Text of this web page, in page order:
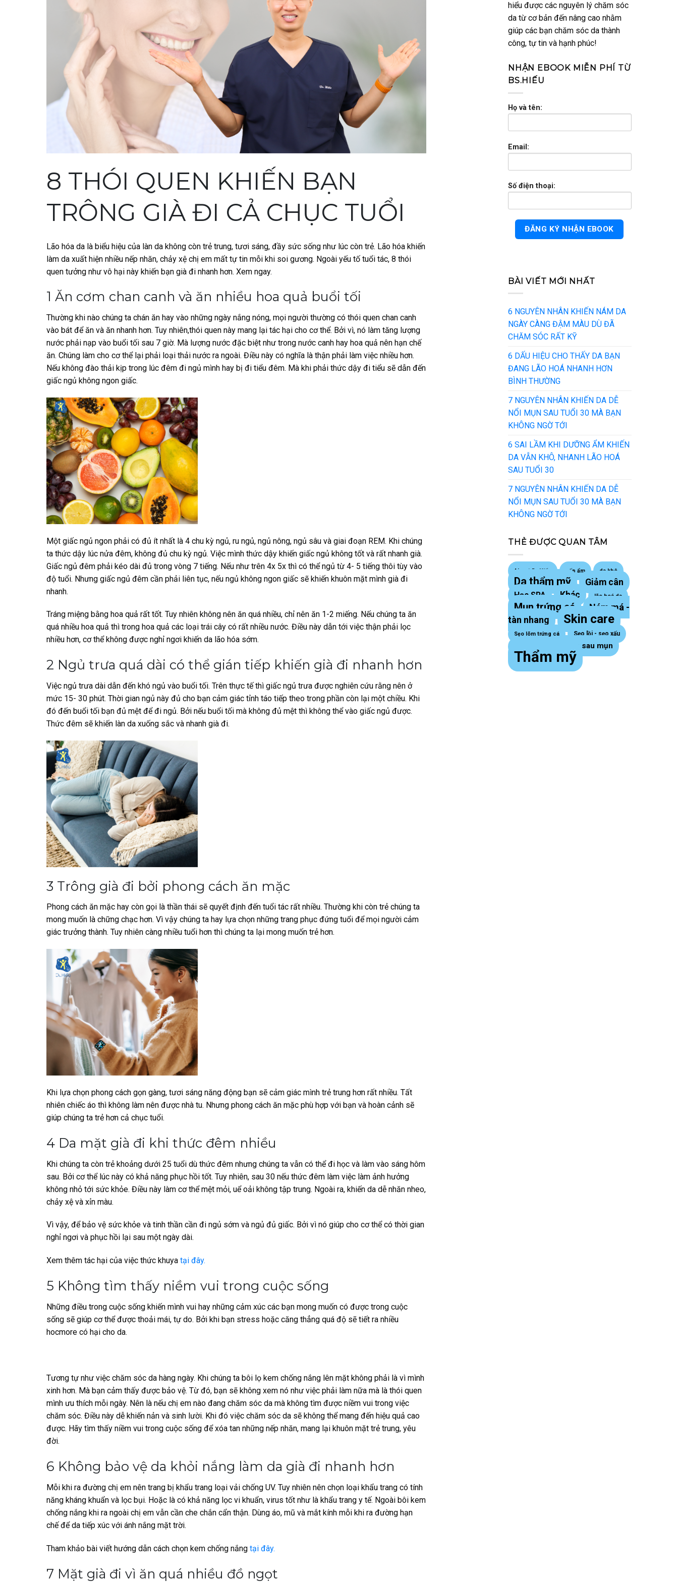
8 THÓI QUEN KHIẾN BẠN
TRÔNG GIÀ ĐI CẢ CHỤC TUỔI
Lão hóa da là biểu hiệu của làn da không còn trẻ trung, tươi sáng, đầy sức sống như lúc còn trẻ. Lão hóa khiến
làm da xuất hiện nhiều nếp nhăn, chảy xệ chị em mất tự tin mỗi khi soi gương. Ngoài yếu tố tuổi tác, 8 thói
quen tưởng như vô hại này khiến bạn già đi nhanh hơn. Xem ngay.
1 Ăn cơm chan canh và ăn nhiều hoa quả buổi tối
Thường khi nào chúng ta chán ăn hay vào những ngày nắng nóng, mọi người thường có thói quen chan canh
vào bát để ăn và ăn nhanh hơn. Tuy nhiên,thói quen này mang lại tác hại cho cơ thể. Bởi vì, nó làm tăng lượng
nước phải nạp vào buổi tối sau 7 giờ. Mà lượng nước đặc biệt như trong nước canh hay hoa quả nên hạn chế
ăn. Chúng làm cho cơ thể lại phải loại thải nước ra ngoài. Điều này có nghĩa là thận phải làm việc nhiều hơn.
Nếu không đào thải kịp trong lúc đêm đi ngủ mình hay bị đi tiểu đêm. Mà khi phải thức dậy đi tiểu sẽ dẫn đến
giấc ngủ không ngon giấc.
Một giấc ngủ ngon phải có đủ ít nhất là 4 chu kỳ ngủ, ru ngủ, ngủ nông, ngủ sâu và giai đoạn REM. Khi chúng
ta thức dậy lúc nửa đêm, không đủ chu kỳ ngủ. Việc mình thức dậy khiến giấc ngủ không tốt và rất nhanh già.
Giấc ngủ đêm phải kéo dài đủ trong vòng 7 tiếng. Nếu như trên 4x 5x thì có thể ngủ từ 4- 5 tiếng thôi tùy vào
độ tuổi. Nhưng giấc ngủ đêm cần phải liên tục, nếu ngủ không ngon giấc sẽ khiến khuôn mặt mình già đi
nhanh.
Tráng miệng bằng hoa quả rất tốt. Tuy nhiên không nên ăn quá nhiều, chỉ nên ăn 1-2 miếng. Nếu chúng ta ăn
quá nhiều hoa quả thì trong hoa quả các loại trái cây có rất nhiều nước. Điều này dẫn tới việc thận phải lọc
nhiều hơn, cơ thể không được nghỉ ngơi khiến da lão hóa sớm.
2 Ngủ trưa quá dài có thể gián tiếp khiến già đi nhanh hơn
Việc ngủ trưa dài dẫn đến khó ngủ vào buổi tối. Trên thực tế thì giấc ngủ trưa được nghiên cứu rằng nên ở
mức 15- 30 phút. Thời gian ngủ này đủ cho bạn cảm giác tỉnh táo tiếp theo trong phần còn lại một chiều. Khi
đó đến buổi tối bạn đủ mệt để đi ngủ. Bởi nếu buổi tối mà không đủ mệt thì không thể vào giấc ngủ được.
Thức đêm sẽ khiến làn da xuống sắc và nhanh già đi.
3 Trông già đi bởi phong cách ăn mặc
Phong cách ăn mặc hay còn gọi là thần thái sẽ quyết định đến tuổi tác rất nhiều. Thường khi còn trẻ chúng ta
mong muốn là chững chạc hơn. Vì vậy chúng ta hay lựa chọn những trang phục đứng tuổi để mọi người cảm
giác trưởng thành. Tuy nhiên càng nhiều tuổi hơn thì chúng ta lại mong muốn trẻ hơn.
Khi lựa chọn phong cách gọn gàng, tươi sáng năng động bạn sẽ cảm giác mình trẻ trung hơn rất nhiều. Tất
nhiên chiếc áo thì không làm nên được nhà tu. Nhưng phong cách ăn mặc phù hợp với bạn và hoàn cảnh sẽ
giúp chúng ta trẻ hơn cả chục tuổi.
4 Da mặt già đi khi thức đêm nhiều
Khi chúng ta còn trẻ khoảng dưới 25 tuổi dù thức đêm nhưng chúng ta vẫn có thể đi học và làm vào sáng hôm
sau. Bởi cơ thể lúc này có khả năng phục hồi tốt. Tuy nhiên, sau 30 nếu thức đêm làm việc làm ảnh hưởng
không nhỏ tới sức khỏe. Điều này làm cơ thể mệt mỏi, uể oải không tập trung. Ngoài ra, khiến da dễ nhăn nheo,
chảy xệ và xỉn màu.
Vì vậy, để bảo vệ sức khỏe và tinh thần cần đi ngủ sớm và ngủ đủ giấc. Bởi vì nó giúp cho cơ thể có thời gian
nghỉ ngơi và phục hồi lại sau một ngày dài.
Xem thêm tác hại của việc thức khuya tại đây.
5 Không tìm thấy niềm vui trong cuộc sống
Những điều trong cuộc sống khiến mình vui hay những cảm xúc các bạn mong muốn có được trong cuộc
sống sẽ giúp cơ thể được thoải mái, tự do. Bởi khi bạn stress hoặc căng thẳng quá độ sẽ tiết ra nhiều
hocmore có hại cho da.
Tương tự như việc chăm sóc da hàng ngày. Khi chúng ta bôi lọ kem chống nắng lên mặt không phải là vì mình
xinh hơn. Mà bạn cảm thấy được bảo vệ. Từ đó, bạn sẽ không xem nó như việc phải làm nữa mà là thói quen
mình ưu thích mỗi ngày. Nên là nếu chị em nào đang chăm sóc da mà không tìm được niềm vui trong việc
chăm sóc. Điều này dễ khiến nản và sinh lười. Khi đó việc chăm sóc da sẽ không thể mang đến hiệu quả cao
được. Hãy tìm thấy niềm vui trong cuộc sống để xóa tan những nếp nhăn, mang lại khuôn mặt trẻ trung, yêu
đời.
6 Không bảo vệ da khỏi nắng làm da già đi nhanh hơn
Mỗi khi ra đường chị em nên trang bị khẩu trang loại vải chống UV. Tuy nhiên nên chọn loại khẩu trang có tính
năng kháng khuẩn và lọc bụi. Hoặc là có khả năng lọc vi khuẩn, virus tốt như là khẩu trang y tế. Ngoài bôi kem
chống nắng khi ra ngoài chị em vẫn cần che chắn cẩn thận. Dùng áo, mũ và mắt kính mỗi khi ra đường hạn
chế để da tiếp xúc với ánh nắng mặt trời.
Tham khảo bài viết hướng dẫn cách chọn kem chống nắng tại đây.
7 Mặt già đi vì ăn quá nhiều đồ ngọt
hiểu được các nguyên lý chăm sóc
da từ cơ bản đến nâng cao nhằm
giúp các bạn chăm sóc da thành
công, tự tin và hạnh phúc!
NHẬN EBOOK MIỄN PHÍ TỪ
BS.HIẾU
Họ và tên:
Email:
Số điện thoại:
BÀI VIẾT MỚI NHẤT
6 NGUYÊN NHÂN KHIẾN NÁM DA
NGÀY CÀNG ĐẬM MÀU DÙ ĐÃ
CHĂM SÓC RẤT KỸ
6 DẤU HIỆU CHO THẤY DA BẠN
ĐANG LÃO HOÁ NHANH HƠN
BÌNH THƯỜNG
7 NGUYÊN NHÂN KHIẾN DA DỄ
NỔI MỤN SAU TUỔI 30 MÀ BẠN
KHÔNG NGỜ TỚI
6 SAI LẦM KHI DƯỠNG ẨM KHIẾN
DA VẪN KHÔ, NHANH LÃO HOÁ
SAU TUỔI 30
7 NGUYÊN NHÂN KHIẾN DA DỄ
NỔI MỤN SAU TUỔI 30 MÀ BẠN
KHÔNG NGỜ TỚI
THẺ ĐƯỢC QUAN TÂM
About Dr Hiếu cấp ẩm da khô
Da thẩm mỹ Giảm cân
Học SPA Khác lão hoá da
Mụn trứng cá
Nám má -
tàn nhang
Skin care
Sẹo lõm trứng cá Sẹo lồi - sẹo xấu
Thâm sau mụn
Thẩm mỹ